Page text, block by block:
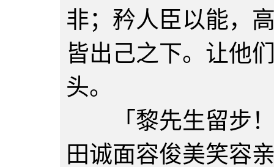
非；矜人臣以能，
皆出己之下。让他
头。
「黎先生留步！
田诚面容俊美笑容